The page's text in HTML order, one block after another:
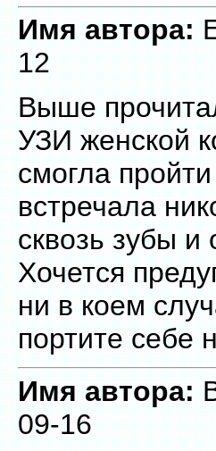
Имя автора:
12
Выше
УЗИ женской
смогла
встречала
сквозь зубы и
Хочется
ни в коем
портите себе
Имя автора:
09-16